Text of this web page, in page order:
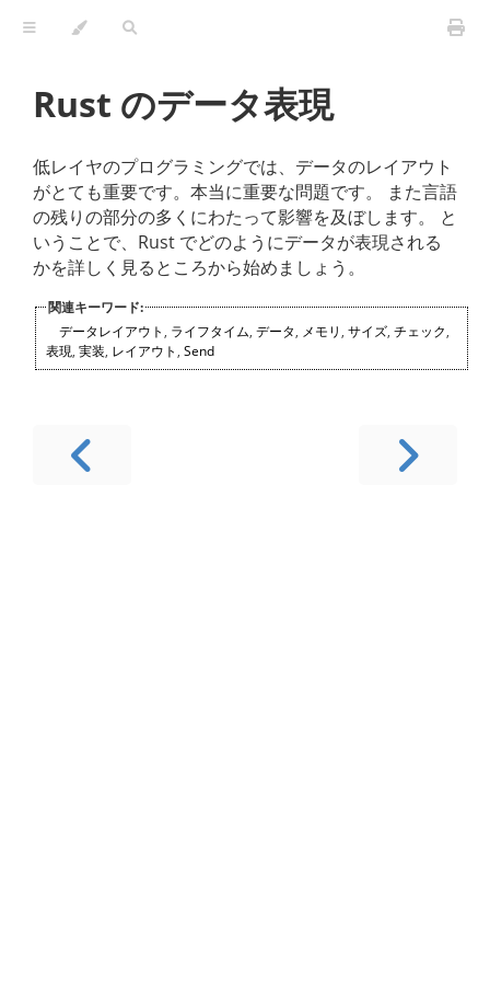
Rust のデータ表現
低レイヤのプログラミングでは、データのレイアウト
がとても重要です。本当に重要な問題です。 また言語
の残りの部分の多くにわたって影響を及ぼします。 と
いうことで、Rust でどのようにデータが表現される
かを詳しく見るところから始めましょう。
関連キーワード:
データレイアウト , ライフタイム, データ, メモリ , サイズ, チェック,
表現, 実装, レイアウト , Send